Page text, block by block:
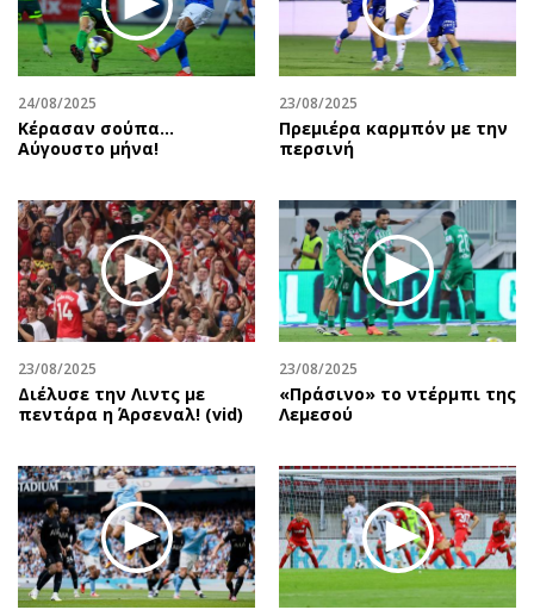
24/08/2025
Κέρασαν σούπα…
Αύγουστο μήνα!
23/08/2025
Πρεμιέρα καρμπόν με την
περσινή
23/08/2025
Διέλυσε την Λιντς με
πεντάρα η Άρσεναλ! (vid)
23/08/2025
«Πράσινο» το ντέρμπι της
Λεμεσού